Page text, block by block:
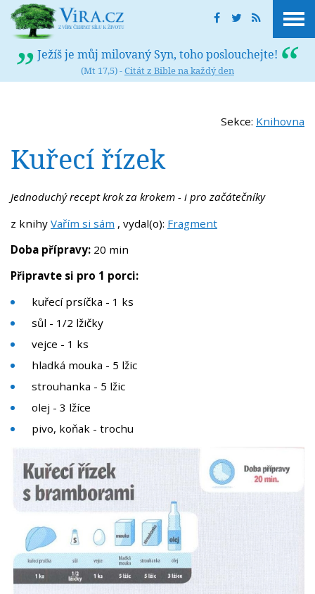
Ježíš je můj milovaný Syn, toho poslouchejte!
(Mt 17,5) -Citát z Bible na každý den
Sekce: Knihovna
Kuřecí řízek
Jednoduchý recept krok za krokem - i pro začátečníky
z knihy Vařím si sám , vydal(o): Fragment
Doba přípravy: 20 min
Připravte si pro 1 porci:
kuřecí prsíčka - 1 ks
sůl - 1/2 lžičky
vejce - 1 ks
hladká mouka - 5 lžic
strouhanka - 5 lžic
olej - 3 lžíce
pivo, koňak - trochu